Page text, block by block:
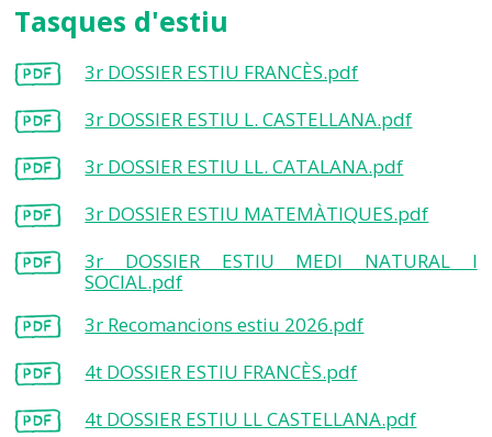
Tasques d'estiu
3r DOSSIER ESTIU FRANCÈS.pdf
3r DOSSIER ESTIU L. CASTELLANA.pdf
3r DOSSIER ESTIU LL. CATALANA.pdf
3r DOSSIER ESTIU MATEMÀTIQUES.pdf
3r DOSSIER ESTIU MEDI NATURAL I
SOCIAL.pdf
3r Recomancions estiu 2026.pdf
4t DOSSIER ESTIU FRANCÈS.pdf
4t DOSSIER ESTIU LL CASTELLANA.pdf